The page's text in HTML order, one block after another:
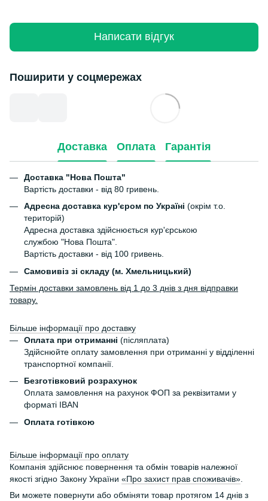
Написати відгук
Поширити у соцмережах
Доставка Оплата Гарантія
Доставка "Нова Пошта"
Вартість доставки - від 80 гривень.
Адресна доставка кур'єром по Україні (окрім т.о.
територій)
Адресна доставка здійснюється кур'єрською
службою "Нова Пошта".
Вартість доставки - від 100 гривень.
Самовивіз зі складу (м. Хмельницький)
Термін доставки замовлень від 1 до 3 днів з дня відправки
товару.
Більше інформації про доставку
Оплата при отриманні (післяплата)
Здійснюйте оплату замовлення при отриманні у відділенні
транспортної компанії.
Безготівковий розрахунок
Оплата замовлення на рахунок ФОП за реквізитами у
форматі IBAN
Оплата готівкою
Більше інформації про оплату
Компанія здійснює повернення та обмін товарів належної
якості згідно Закону України «Про захист прав споживачів»
Ви можете повернути або обміняти товар протягом 14 днів з